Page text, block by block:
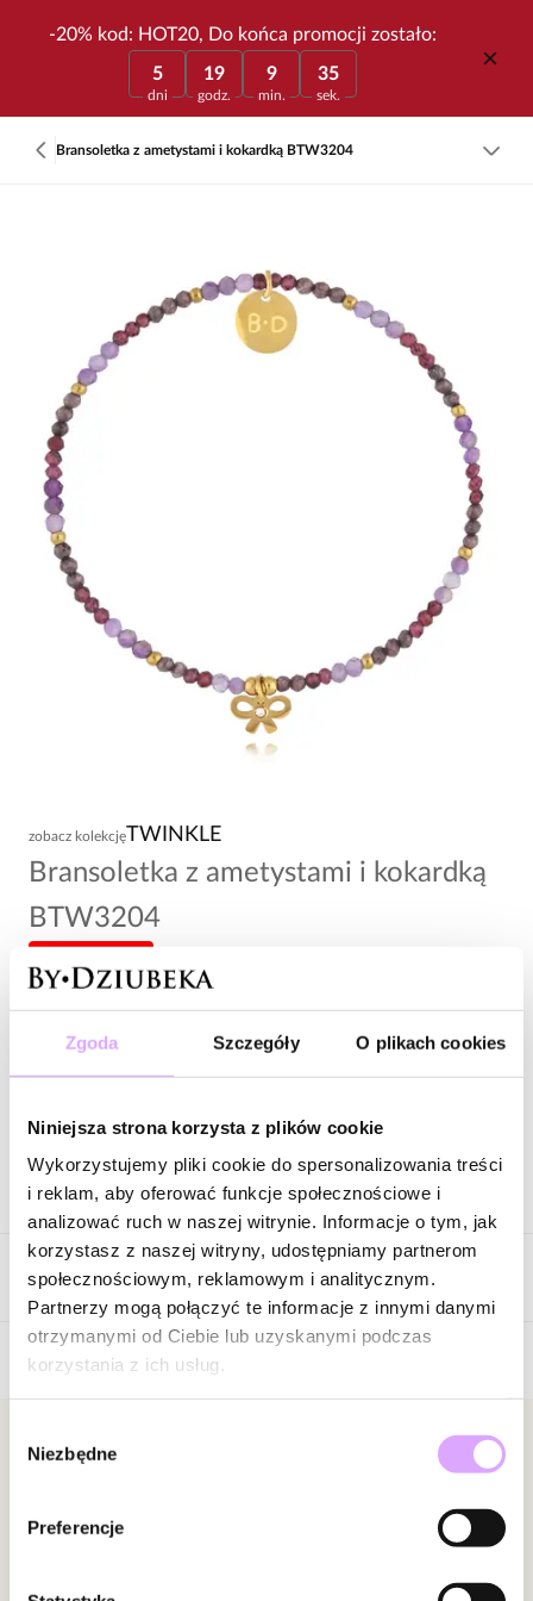
Zgoda Szczegóły O plikach cookies
Niniejsza strona korzysta z plików cookie
Wykorzystujemy pliki cookie do spersonalizowania treści
i reklam, aby oferować funkcje społecznościowe i
analizować ruch w naszej witrynie. Informacje o tym, jak
korzystasz z naszej witryny, udostępniamy partnerom
społecznościowym, reklamowym i analitycznym.
Partnerzy mogą połączyć te informacje z innymi danymi
otrzymanymi od Ciebie lub uzyskanymi podczas
korzystania z ich usług.
zgody
Niezbędne
Preferencje
-20% kod: HOT20, Do końca promocji zostało:
5
dni
19
godz.
9
min.
35
sek.
Bransoletka z ametystami i kokardką BTW3204
zobacz kolekcjęTWINKLE
Bransoletka z ametystami i kokardką
BTW3204
69,00 zł
Wysyłka w 1 dzień roboczy
Opis produktu
Surowiec: stal szlachetna.
Kolor surowca: złoty.
Elementy: cyrkonie, granaty, ametysty.
Wielkość elementów: 0,22 cm ; 0,24 cm.
Wielkość zawieszki: 0,76 cm x 0,52 cm.
Zobacz inne produkty z kolekcji Twinkle
Opinie
Bądź pierwszą osobą, która podzieli się opinią o tym
Powiadomienie
Newsletter